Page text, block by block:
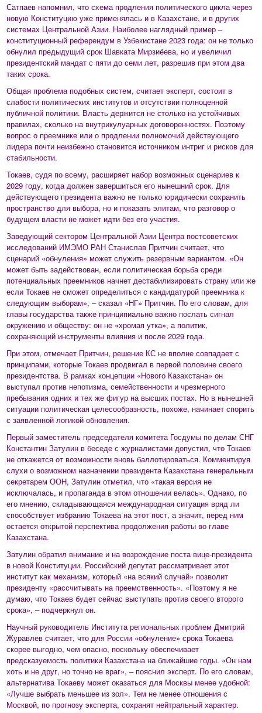
Сатпаев напомнил, что схема продления политического цикла через
новую Конституцию уже применялась и в Казахстане, и в других
системах Центральной Азии. Наиболее наглядный пример –
конституционный референдум в Узбекистане 2023 года: он не только
обнулил предыдущий срок Шавката Мирзиёева, но и увеличил
президентский мандат с пяти до семи лет, разрешив при этом два
таких срока.
Общая проблема подобных систем, считает эксперт, состоит в
слабости политических институтов и отсутствии полноценной
публичной политики. Власть держится не столько на устойчивых
правилах, сколько на внутрикулуарных договоренностях. Поэтому
вопрос о преемнике или о продлении полномочий действующего
лидера почти неизбежно становится источником интриг и рисков для
стабильности.
Токаев, судя по всему, расширяет набор возможных сценариев к
2029 году, когда должен завершиться его нынешний срок. Для
действующего президента важно не только юридически сохранить
пространство для выбора, но и показать элитам, что разговор о
будущем власти не может идти без его участия.
Заведующий сектором Центральной Азии Центра постсоветских
исследований ИМЭМО РАН Станислав Притчин считает, что
сценарий «обнуления» может служить резервным вариантом. «Он
может быть задействован, если политическая борьба среди
потенциальных преемников начнет дестабилизировать страну или же
если Токаев не сможет определиться с кандидатурой преемника к
следующим выборам», – сказал «НГ» Притчин. По его словам, для
главы государства также принципиально важно послать сигнал
окружению и обществу: он не «хромая утка», а политик,
сохраняющий инструменты влияния и после 2029 года.
При этом, отмечает Притчин, решение КС не вполне совпадает с
принципами, которые Токаев продвигал в первой половине своего
президентства. В рамках концепции «Нового Казахстана» он
выступал против непотизма, семейственности и чрезмерного
пребывания одних и тех же фигур на высших постах. Но в нынешней
ситуации политическая целесообразность, похоже, начинает спорить
с заявленной логикой обновления.
Первый заместитель председателя комитета Госдумы по делам СНГ
Константин Затулин в беседе с журналистами допустил, что Токаев
не откажется от возможности вновь баллотироваться. Комментируя
слухи о возможном назначении президента Казахстана генеральным
секретарем ООН, Затулин отметил, что «такая версия не
исключалась, и пропаганда в этом отношении велась». Однако, по
его мнению, складывающаяся международная ситуация вряд ли
способствует избранию Токаева на этот пост, а значит, перед ним
остается открытой перспектива продолжения работы во главе
Казахстана.
Затулин обратил внимание и на возрождение поста вице-президента
в новой Конституции. Российский депутат рассматривает этот
институт как механизм, который «на всякий случай» позволит
президенту «рассчитывать на преемственность». «Поэтому я не
думаю, что Токаев будет сейчас выступать против своего второго
срока», – подчеркнул он.
Научный руководитель Института региональных проблем Дмитрий
Журавлев считает, что для России «обнуление» срока Токаева
скорее выгодно, чем опасно, поскольку обеспечивает
предсказуемость политики Казахстана на ближайшие годы. «Он нам
хоть и не друг, но точно не враг», – пояснил эксперт. По его словам,
альтернатива Токаеву может оказаться для Москвы менее удобной:
«Лучше выбрать меньшее из зол». Тем не менее отношения с
Москвой, по прогнозу эксперта, сохранят нейтральный характер.